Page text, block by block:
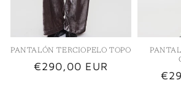
PANTALÓN TERCIOPELO TOPO
Precio
€290,00 EUR